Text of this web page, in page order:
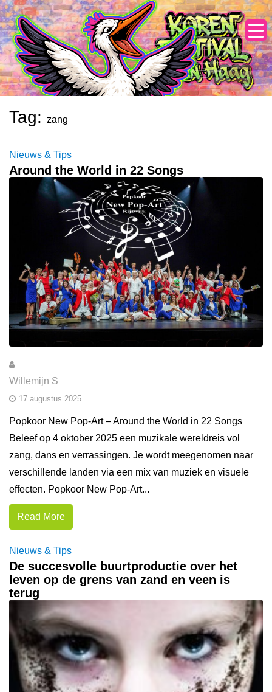
Skip
to
content
Tag: zang
Nieuws & Tips
Around the World in 22 Songs
Willemijn S
17 augustus 2025
Popkoor New Pop-Art – Around the World in 22 Songs
Beleef op 4 oktober 2025 een muzikale wereldreis vol
zang, dans en verrassingen. Je wordt meegenomen naar
verschillende landen via een mix van muziek en visuele
effecten. Popkoor New Pop-Art...
Read More
Nieuws & Tips
De succesvolle buurtproductie over het
leven op de grens van zand en veen is
terug